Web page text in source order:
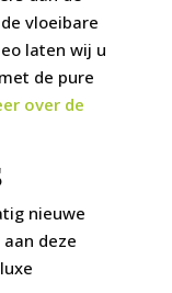
vloeibare
laten wij u
de pure
over de
nieuwe
deze